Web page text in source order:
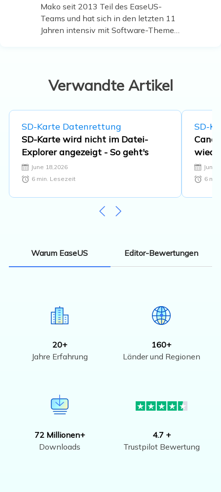
Mako seit 2013 Teil des EaseUS-
Teams und hat sich in den letzten 11
Jahren intensiv mit Software-Themen
Multimedia-Software. …
Verwandte Artikel
SD-Karte Datenrettung
SD-Karte wird nicht im Datei-
Explorer angezeigt - So geht's
June 18,2026
6min. Lesezeit
SD-
June
6
Warum EaseUS Editor-Bewertungen
20+
Jahre Erfahrung
160+
Länder und Regionen
72 Millionen+
Downloads
4.7 +
Trustpilot Bewertung